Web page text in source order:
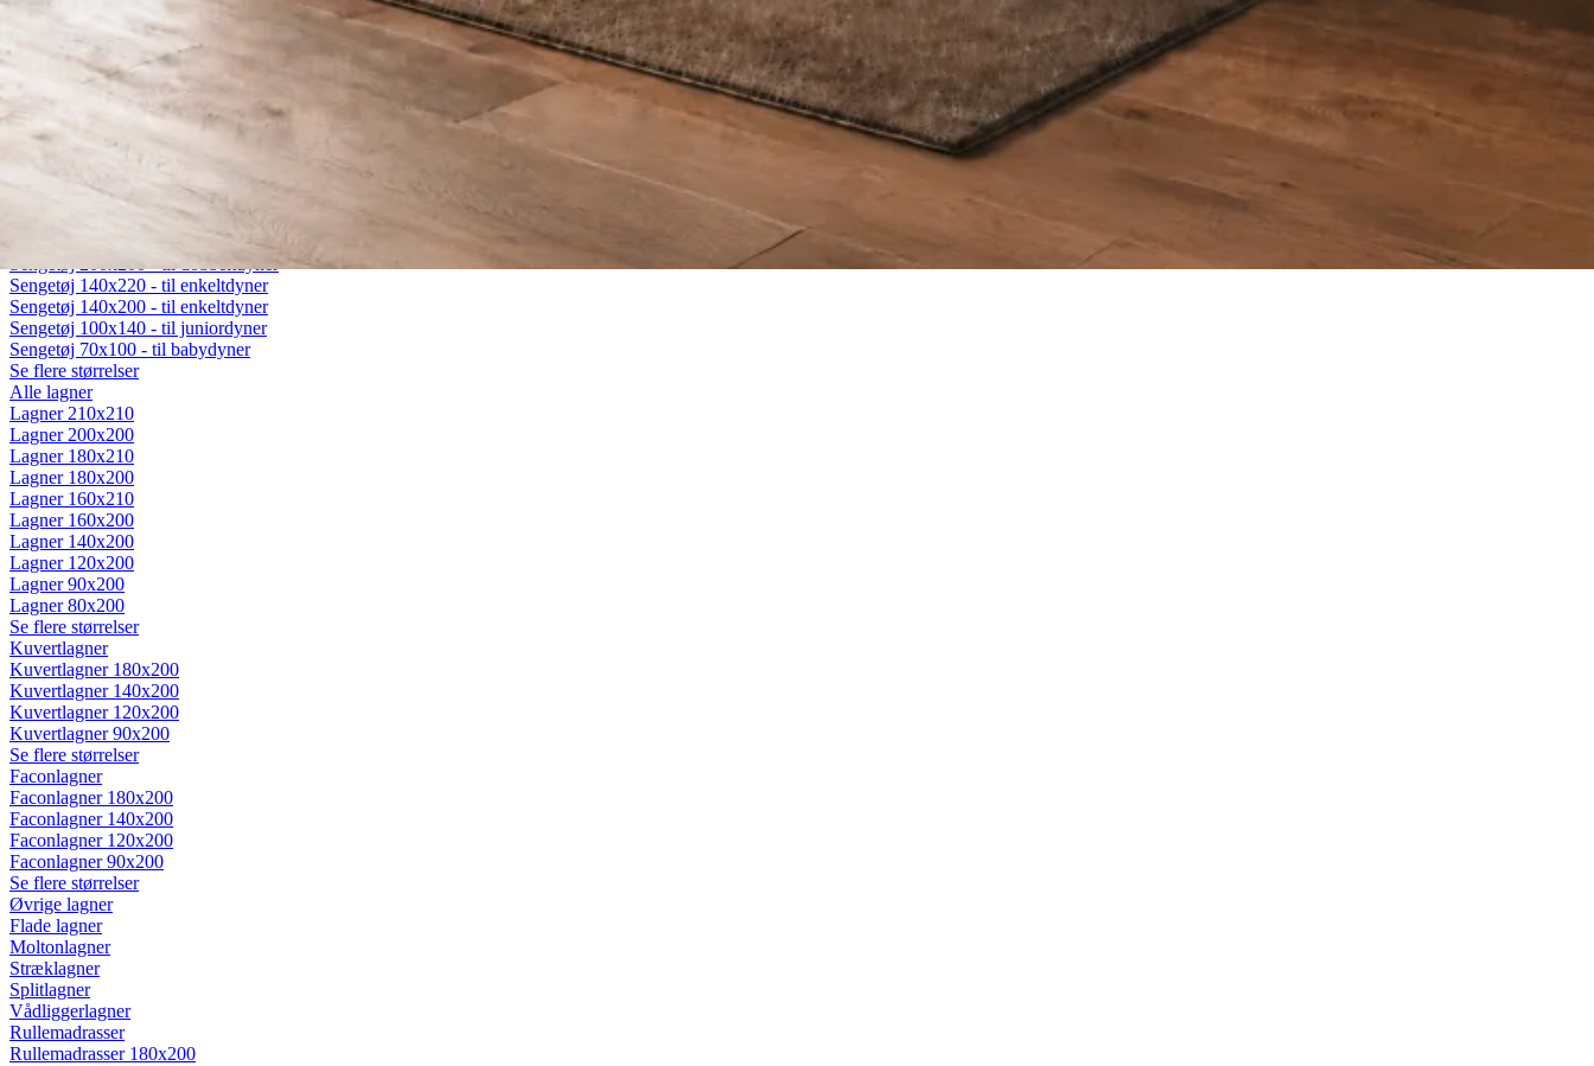
Gåsedunsdyner
Moskusdyner
Temperaturregulerende dyner
Dyner efter sæson
Helårsdyner (Lun)
Sommerdyner (Sval)
Vinterdyner (Varm)
Sengetøj 200x220 - til dobbeltdyner
Sengetøj 140x220 - til enkeltdyner
Sengetøj 140x200 - til enkeltdyner
Sengetøj 100x140 - til juniordyner
Sengetøj 70x100 - til babydyner
Se flere størrelser
Alle lagner
Lagner 210x210
Lagner 200x200
Lagner 180x210
Lagner 180x200
Lagner 160x210
Lagner 160x200
Lagner 140x200
Lagner 120x200
Lagner 90x200
Lagner 80x200
Se flere størrelser
Kuvertlagner
Kuvertlagner 180x200
Kuvertlagner 140x200
Kuvertlagner 120x200
Kuvertlagner 90x200
Se flere størrelser
Faconlagner
Faconlagner 180x200
Faconlagner 140x200
Faconlagner 120x200
Faconlagner 90x200
Se flere størrelser
Øvrige lagner
Flade lagner
Moltonlagner
Stræklagner
Splitlagner
Vådliggerlagner
Rullemadrasser
Rullemadrasser 180x200